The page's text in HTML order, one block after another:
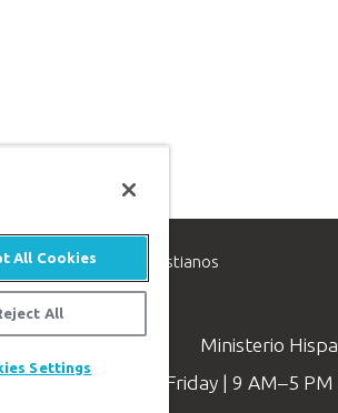
a ayudar a los cristianos
Ministerio
Available Monday–Friday | 9 AM–5 PM
All Cookies
All
Settings